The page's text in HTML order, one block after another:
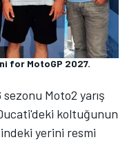
for MotoGP 2027.
Moto2 yarış
koltuğunun
yerini resmi